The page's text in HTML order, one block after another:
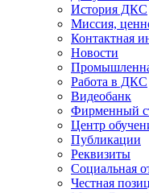
История ДКС
Миссия,
Контактная
Новости
Работа в ДКС
Видеобанк
Фирменный
Центр
Публикации
Реквизиты
Социальная
Честная